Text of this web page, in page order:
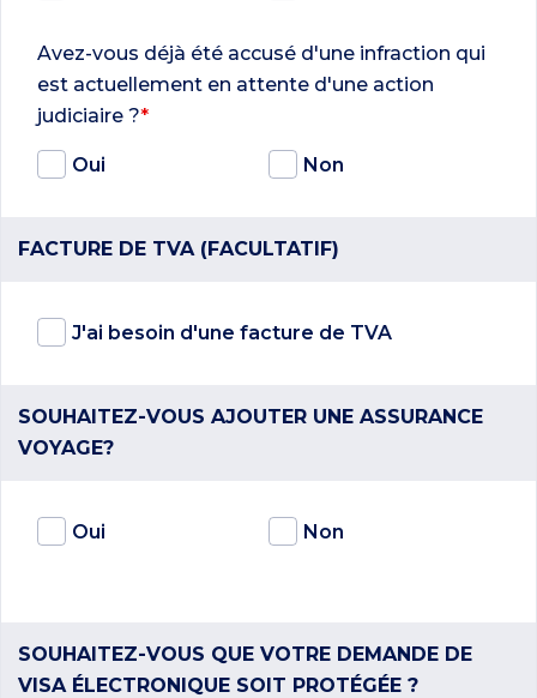
Avez-vous déjà été accusé d'une infraction qui
est actuellement en attente d'une action
judiciaire ?*
Oui Non
FACTURE DE TVA (FACULTATIF)
J'ai besoin d'une facture de TVA
SOUHAITEZ-VOUS AJOUTER UNE ASSURANCE
VOYAGE?
Oui Non
SOUHAITEZ-VOUS QUE VOTRE DEMANDE DE
VISA ÉLECTRONIQUE SOIT PROTÉGÉE ?